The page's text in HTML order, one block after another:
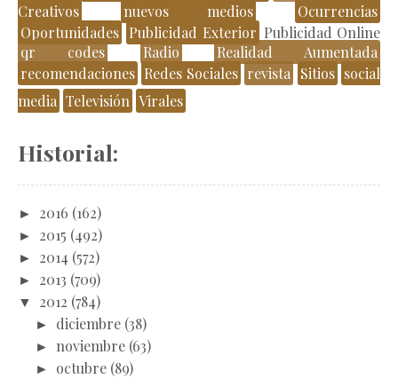
Creativos nuevos medios
Ocurrencias
Oportunidades Publicidad Exterior Publicidad Online
qr codes
Radio
Realidad Aumentada
recomendaciones Redes Sociales revista Sitios social
media Televisión Virales
Historial:
► 2016 (162)
► 2015 (492)
► 2014 (572)
► 2013 (709)
▼ 2012 (784)
► diciembre (38)
► noviembre (63)
► octubre (89)